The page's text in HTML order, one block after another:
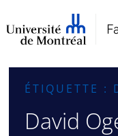
ÉTIQUETTE :
David